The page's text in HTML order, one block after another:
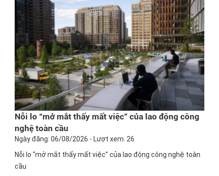
Nỗi lo “mở mắt thấy mất việc” của lao động công
nghệ toàn cầu
Ngày đăng: 06/08/2026 - Lượt xem: 26
Nỗi lo “mở mắt thấy mất việc” của lao động công nghệ toàn
cầu